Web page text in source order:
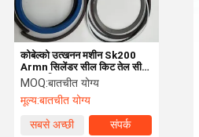
कोबेल्को उत्खनन मशीन Sk200
Armn सिलेंडर सील किट तेल सील
मरम्मत किट
MOQ:बातचीत योग्य
मूल्य:बातचीत योग्य
सबसे अच्छी
संपर्क